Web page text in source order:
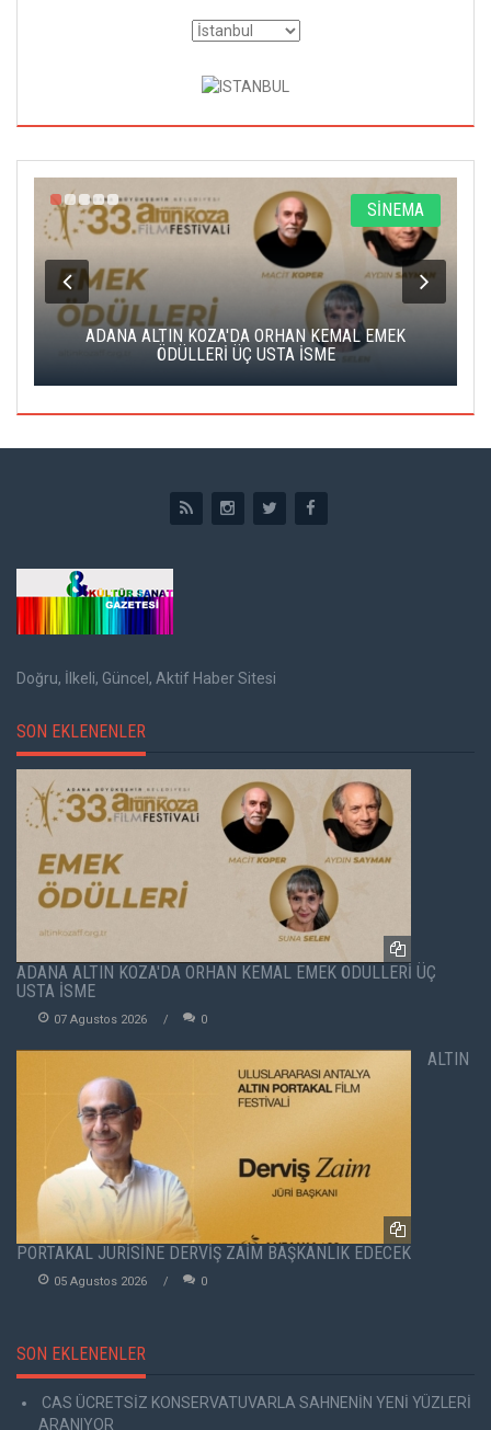
SİNEMA
ADANA ALTIN KOZA'DA ORHAN KEMAL EMEK
ÖDÜLLERİ ÜÇ USTA İSME
Doğru, İlkeli, Güncel, Aktif Haber Sitesi
SON EKLENENLER
ADANA ALTIN KOZA'DA ORHAN KEMAL EMEK ÖDÜLLERİ ÜÇ
USTA İSME
07 Agustos 2026 0
ALTIN
PORTAKAL JÜRİSİNE DERVİŞ ZAİM BAŞKANLIK EDECEK
05 Agustos 2026 0
SON EKLENENLER
CAS ÜCRETSİZ KONSERVATUVARLA SAHNENİN YENİ YÜZLERİ
ARANIYOR